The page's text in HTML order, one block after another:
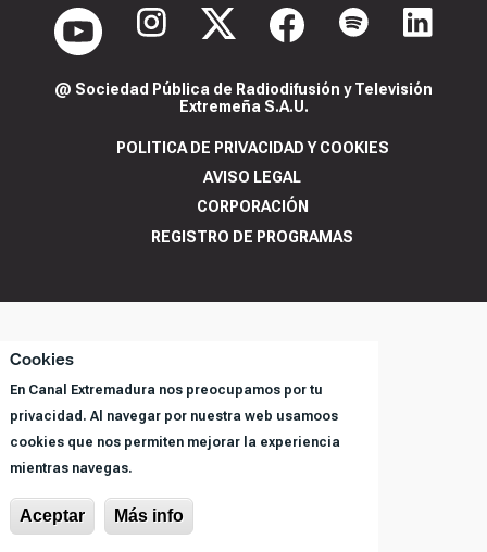
Cookies
En Canal Extremadura nos preocupamos por tu
privacidad. Al navegar por nuestra web usamoos
cookies que nos permiten mejorar la experiencia
mientras navegas.
Aceptar Más info
@ Sociedad Pública de Radiodifusión y Televisión
Extremeña S.A.U.
POLITICA DE PRIVACIDAD Y COOKIES
AVISO LEGAL
CORPORACIÓN
REGISTRO DE PROGRAMAS